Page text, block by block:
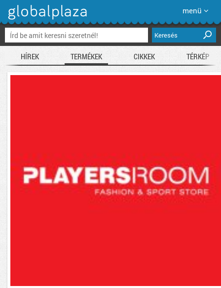
menü
Keresés
HÍREK TERMÉKEK CIKKEK TÉRKÉP